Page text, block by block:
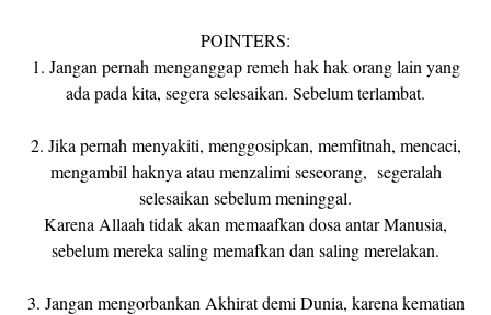
POINTERS:
1. Jangan pernah menganggap remeh hak hak orang lain yang
ada pada kita, segera selesaikan. Sebelum terlambat.
2. Jika pernah menyakiti, menggosipkan, memfitnah, mencaci,
mengambil haknya atau menzalimi seseorang, segeralah
selesaikan sebelum meninggal.
Karena Allaah tidak akan memaafkan dosa antar Manusia,
sebelum mereka saling memafkan dan saling merelakan.
3. Jangan mengorbankan Akhirat demi Dunia, karena kematian